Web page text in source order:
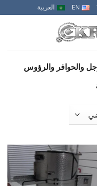
EN العربية
والحوافر والرؤوس